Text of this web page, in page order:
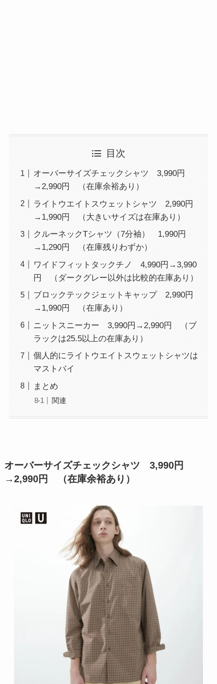
目次
オーバーサイズチェックシャツ 3,990円
→2,990円 （在庫余裕あり）
ライトウエイトスウェットシャツ 2,990円
→1,990円 （大きいサイズは在庫あり）
クルーネックTシャツ（7分袖） 1,990円
→1,290円 （在庫残りわずか）
ワイドフィットタックチノ 4,990円→3,990
円 （ダークグレー以外は比較的在庫あり）
ブロックテックジェットキャップ 2,990円
→1,990円 （在庫あり）
ニットスニーカー 3,990円→2,990円 （ブ
ラックは25.5以上の在庫あり）
個人的にライトウエイトスウェットシャツは
マストバイ
まとめ
関連
オーバーサイズチェックシャツ 3,990円
→2,990円 （在庫余裕あり）